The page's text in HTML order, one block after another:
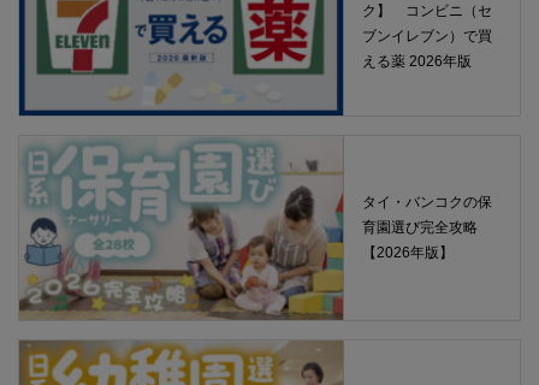
ク】 コンビニ（セ
ブンイレブン）で買
える薬 2026年版
タイ・バンコクの保
育園選び完全攻略
【2026年版】